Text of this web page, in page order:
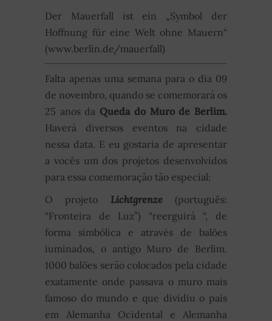
Der Mauerfall ist ein „Symbol der
Hoffnung für eine Welt ohne Mauern“
(www.berlin.de/mauerfall)
Falta apenas uma semana para o dia 09
de novembro, quando se comemorará os
25 anos da Queda do Muro de Berlim.
Haverá diversos eventos na cidade
nessa data. E eu gostaria de apresentar
a vocês um dos projetos desenvolvidos
para essa comemoração tão especial:
O projeto Lichtgrenze(português:
“Fronteira de Luz”) “reerguirá “, de
forma simbólica e através de balões
iuminados, o antigo Muro de Berlim.
1000 balões serão colocados pela cidade
exatamente onde passava o muro mais
famoso do mundo e que dividiu o país
em Alemanha Ocidental e Alemanha